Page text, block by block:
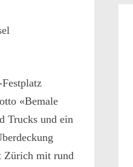
«Bemale
Trucks und ein
Zürich mit rund